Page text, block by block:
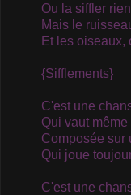
Ou la siffler
Mais le
Et les oiseaux,
{Sifflements}
C'est une
Qui vaut
Composée sur
Qui joue
C'est une